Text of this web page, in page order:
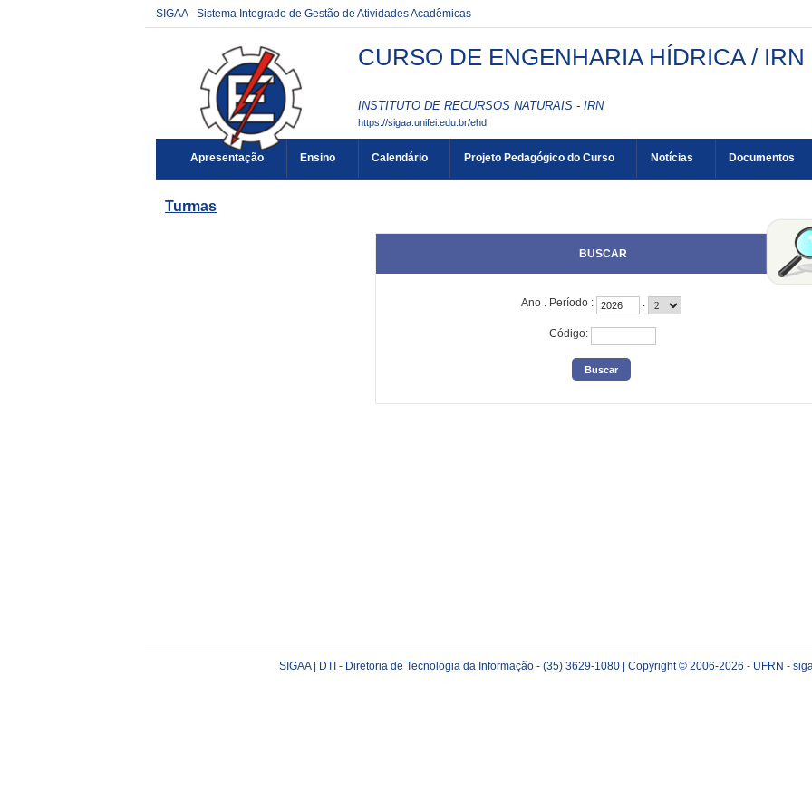
SIGAA - Sistema Integrado de Gestão de Atividades Acadêmicas
CURSO DE ENGENHARIA HÍDRICA / IRN
INSTITUTO DE RECURSOS NATURAIS - IRN
https://sigaa.unifei.edu.br/ehd
Apresentação Ensino Calendário Projeto Pedagógico do Curso Notícias Documentos
Turmas
BUSCAR
Ano . Período : .
Código:
SIGAA | DTI - Diretoria de Tecnologia da Informação - (35) 3629-1080 | Copyright © 2006-2026 - UFRN -